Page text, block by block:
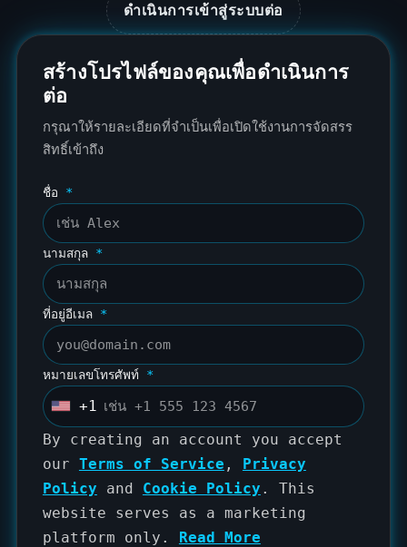
ดำเนินการเข้าสู่ระบบต่อ
สร้างโปรไฟล์ของคุณเพื่อดำเนินการ
ต่อ
กรุณาให้รายละเอียดที่จำเป็นเพื่อเปิดใช้งานการจัดสรร
สิทธิ์เข้าถึง
ชื่อ *
นามสกุล *
ที่อยู่อีเมล *
หมายเลขโทรศัพท์ *
U
i
t
e
d
+1
By creating an account you accept
our Terms of Service , Privacy
Policy and Cookie Policy . This
website serves as a marketing
platform only. Read More